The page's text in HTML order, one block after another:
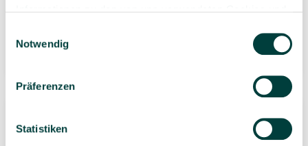
schutz­erklärung
Notwendig
Präferenzen
Statistiken
1 Stück